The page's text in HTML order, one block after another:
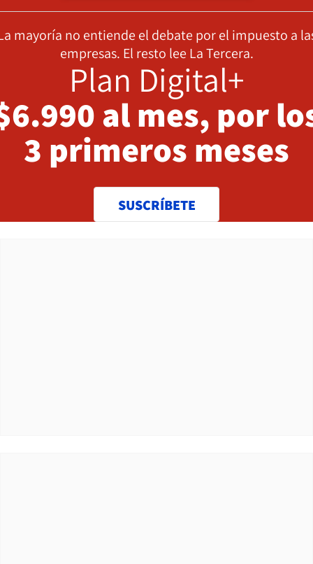
mayoría no entiende el debate por el impuesto a
empresas. El resto lee La Tercera.
Plan Digital+
al mes, por
3 primeros meses
SUSCRÍBETE